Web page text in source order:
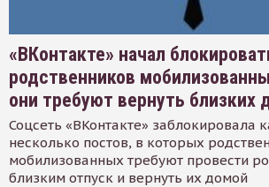
«ВКонтакте» начал
родственников
они требуют вернуть близких
Соцсеть «ВКонтакте» заблокировала
несколько постов, в которых
мобилизованных требуют провести
близким отпуск и вернуть их домой